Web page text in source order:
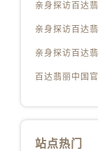
站点热门